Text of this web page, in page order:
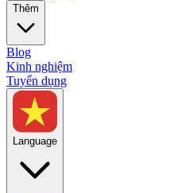
Thêm
Blog
Kinh nghiệm
Tuyển dụng
Language